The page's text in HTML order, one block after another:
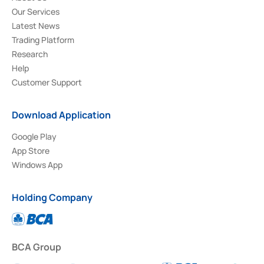
Our Services
Latest News
Trading Platform
Research
Help
Customer Support
Download Application
Google Play
App Store
Windows App
Holding Company
BCA Group